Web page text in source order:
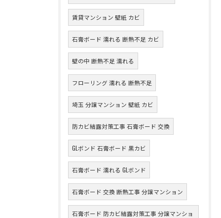
賃貸マンション 壁紙 カビ
石膏ボード 濡れる 断熱不足 カビ
壁の中 断熱不足 濡れる
フローリング 濡れる 断熱不足
埼玉 分譲マンション 壁紙 カビ
防カビ結露対策工事 石膏ボード 交換
GLボンド 石膏ボード 黒カビ
石膏ボード 濡れる GLボンド
石膏ボード 交換 断熱工事 分譲マンション
石膏ボード 防カビ結露対策工事 分譲マンショ